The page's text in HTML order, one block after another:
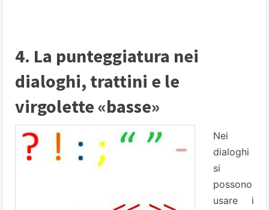
4. La punteggiatura nei
dialoghi, trattini e le
virgolette «basse»
Nei
dialoghi
si
possono
usare i